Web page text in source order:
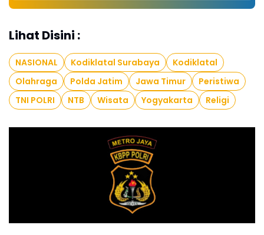
Lihat Disini :
NASIONAL Kodiklatal Surabaya
Kodiklatal
Olahraga
Polda Jatim Jawa Timur
Peristiwa
TNI POLRI
NTB Wisata Yogyakarta Religi